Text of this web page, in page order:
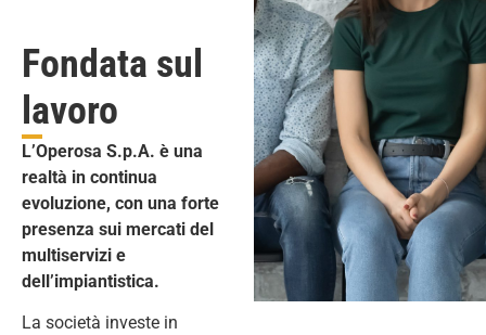
Fondata sul
lavoro
L’Operosa S.p.A. è una
realtà in continua
evoluzione, con una forte
presenza sui mercati del
multiservizi e
dell’impiantistica.
La società investe in